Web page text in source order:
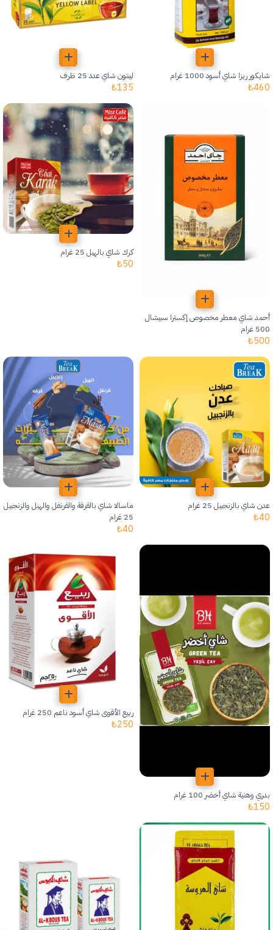
شايكور ريزا شاي أسود 1000 غرام
460
₺
ليبتون شاي عدد 25 ظرف
135
₺
أحمد شاي معطر مخصوص إكسترا سبيشال
500 غرام
500
₺
كرك شاي بالهيل 25 غرام
50
₺
عدن شاي بالزنجبيل 25 غرام
40
₺
ماسالا شاي بالقرفة والقرنفل والهيل والزنجبيل
25 غرام
40
₺
بدري وهنية شاي أخضر 100 غرام
150
₺
ربيع الأقوى شاي أسود ناعم 250 غرام
250
₺